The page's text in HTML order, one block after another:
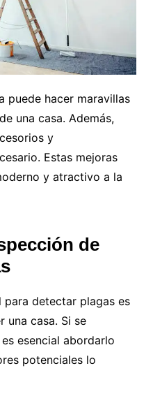
puede hacer maravillas
una casa. Además,
y
Estas mejoras
y atractivo a la
de
para detectar plagas es
una casa. Si se
esencial abordarlo
potenciales lo